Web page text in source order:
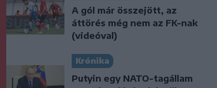
A gól már összejött, az
áttörés még nem az FK-nak
(videóval)
Krónika
Putyin egy NATO-tagállam